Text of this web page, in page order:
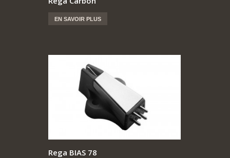
EN SAVOIR PLUS
Rega BIAS 78